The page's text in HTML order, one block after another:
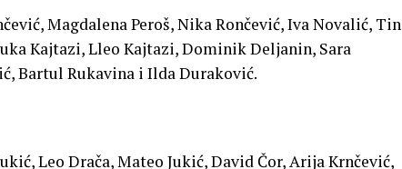
Magdalena Peroš, Nika Rončević, Iva Novalić, Tin
Kajtazi, Lleo Kajtazi, Dominik Deljanin, Sara
Bartul Rukavina i Ilda Duraković.
Leo Drača, Mateo Jukić, David Čor, Arija Krnčević,